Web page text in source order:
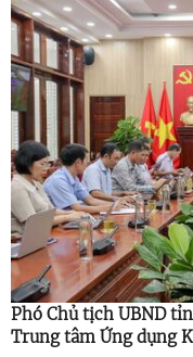
Phó Chủ tịch UBND
Trung tâm Ứng dụng